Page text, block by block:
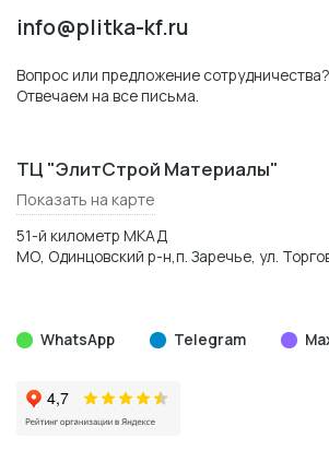
info@plitka-kf.ru
Вопрос или предложение сотрудничества?
Отвечаем на все письма.
ТЦ "ЭлитСтрой Материалы"
Показать на карте
51-й километр МКАД
МО, Одинцовский р-н,п. Заречье, ул.
WhatsApp Telegram